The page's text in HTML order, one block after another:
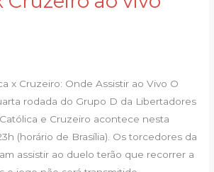
x Cruzeiro: Onde Assistir ao Vivo O
rodada do Grupo D da Libertadores
e Cruzeiro acontece nesta
(horário de Brasília). Os torcedores da
assistir ao duelo terão que recorrer a